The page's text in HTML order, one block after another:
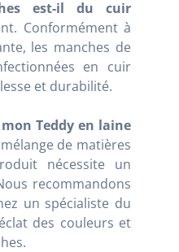
est-il du cuir
Conformément à
les manches de
en cuir
et durabilité.
Teddy en laine
de matières
nécessite un
recommandons
un spécialiste du
des couleurs et